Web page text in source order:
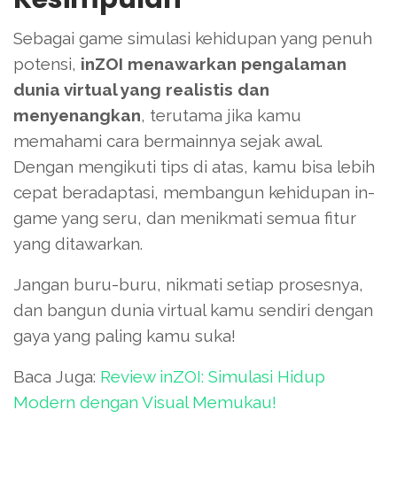
Sebagai game simulasi kehidupan yang penuh
potensi, inZOI menawarkan pengalaman
dunia virtual yang realistis dan
menyenangkan, terutama jika kamu
memahami cara bermainnya sejak awal.
Dengan mengikuti tips di atas, kamu bisa lebih
cepat beradaptasi, membangun kehidupan in-
game yang seru, dan menikmati semua fitur
yang ditawarkan.
Jangan buru-buru, nikmati setiap prosesnya,
dan bangun dunia virtual kamu sendiri dengan
gaya yang paling kamu suka!
Baca Juga: Review inZOI: Simulasi Hidup
Modern dengan Visual Memukau!